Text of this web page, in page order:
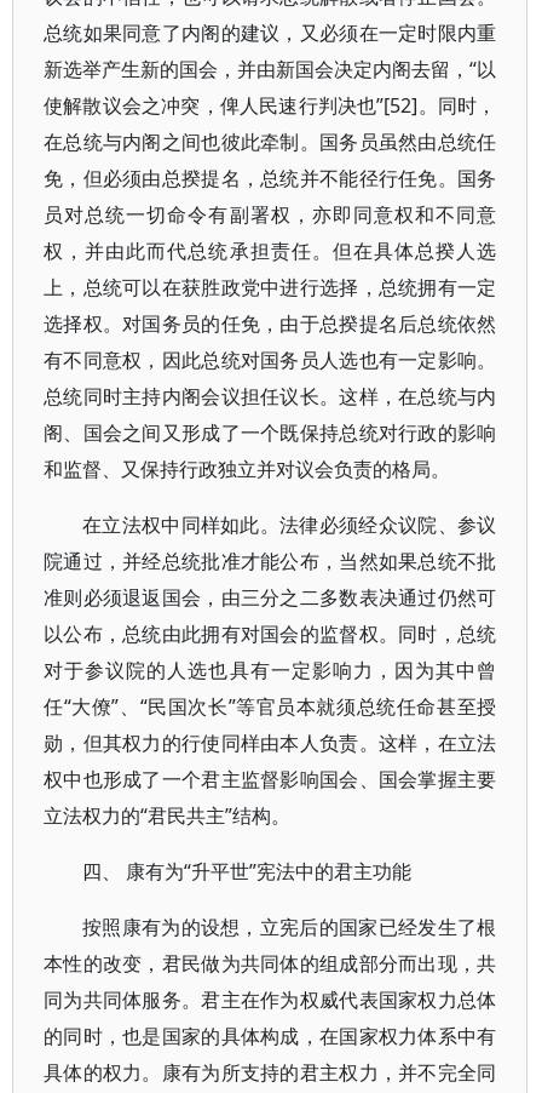
总统如果同意了内阁的建议，又必须在一定时限内重
新选举产生新的国会，并由新国会决定内阁去留，“以
使解散议会之冲突，俾人民速行判决也”[52]。同时，
在总统与内阁之间也彼此牵制。国务员虽然由总统任
免，但必须由总揆提名，总统并不能径行任免。国务
员对总统一切命令有副署权，亦即同意权和不同意
权，并由此而代总统承担责任。但在具体总揆人选
上，总统可以在获胜政党中进行选择，总统拥有一定
选择权。对国务员的任免，由于总揆提名后总统依然
有不同意权，因此总统对国务员人选也有一定影响。
总统同时主持内阁会议担任议长。这样，在总统与内
阁、国会之间又形成了一个既保持总统对行政的影响
和监督、又保持行政独立并对议会负责的格局。
在立法权中同样如此。法律必须经众议院、参议
院通过，并经总统批准才能公布，当然如果总统不批
准则必须退返国会，由三分之二多数表决通过仍然可
以公布，总统由此拥有对国会的监督权。同时，总统
对于参议院的人选也具有一定影响力，因为其中曾
任“大僚”、“民国次长”等官员本就须总统任命甚至授
勋，但其权力的行使同样由本人负责。这样，在立法
权中也形成了一个君主监督影响国会、国会掌握主要
立法权力的“君民共主”结构。
四、 康有为“升平世”宪法中的君主功能
按照康有为的设想，立宪后的国家已经发生了根
本性的改变，君民做为共同体的组成部分而出现，共
同为共同体服务。君主在作为权威代表国家权力总体
的同时，也是国家的具体构成，在国家权力体系中有
具体的权力。康有为所支持的君主权力，并不完全同